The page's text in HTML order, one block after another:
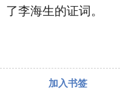
了李海生的证词。
加入书签